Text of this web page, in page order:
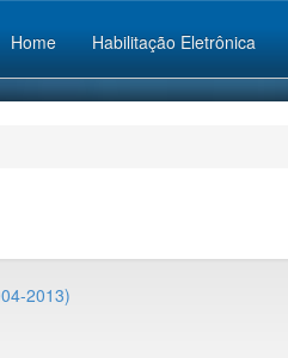
Home Habilitação Eletrônica
2013)